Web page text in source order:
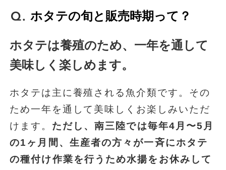
ホタテの旬と販売時期って？
ホタテは養殖のため、一年を通して
美味しく楽しめます。
ホタテは主に養殖される魚介類です。その
ため一年を通して美味しくお楽しみいただ
けます。 ただし、南三陸では毎年4月〜5月
の1ヶ月間、生産者の方々が一斉にホタテ
の種付け作業を行うため水揚をお休みして